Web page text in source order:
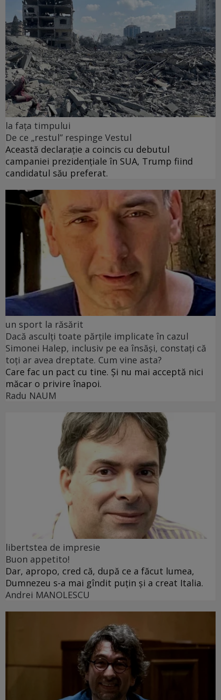
la fața timpului
De ce „restul” respinge Vestul
Această declarație a coincis cu debutul
campaniei prezidențiale în SUA, Trump fiind
candidatul său preferat.
un sport la răsărit
Dacă asculți toate părțile implicate în cazul
Simonei Halep, inclusiv pe ea însăși, constați că
toți ar avea dreptate. Cum vine asta?
Care fac un pact cu tine. Și nu mai acceptă nici
măcar o privire înapoi.
Radu NAUM
libertstea de impresie
Buon appetito!
Dar, apropo, cred că, după ce a făcut lumea,
Dumnezeu s-a mai gîndit puțin și a creat Italia.
Andrei MANOLESCU